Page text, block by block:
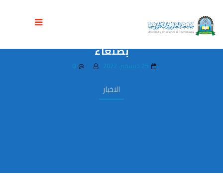
الاخبار
جامعة العلوم والتكنولوجيا تستقبل زيارة
علمية لطلاب ثانوية مدارس الاتقان الاهلية
بصنعاء
0